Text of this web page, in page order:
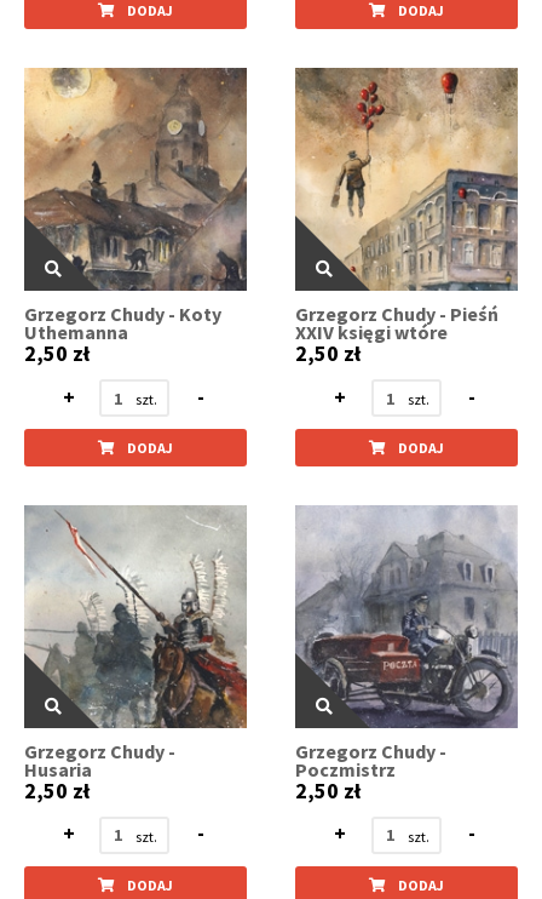
DODAJ DODAJ
Grzegorz Chudy - Koty
Uthemanna
2,50 zł
+
-
DODAJ
Grzegorz Chudy - Pieśń
XXIV księgi wtóre
2,50 zł
+
-
DODAJ
Grzegorz Chudy -
Husaria
2,50 zł
+
-
DODAJ
Grzegorz Chudy -
Poczmistrz
2,50 zł
+
-
DODAJ